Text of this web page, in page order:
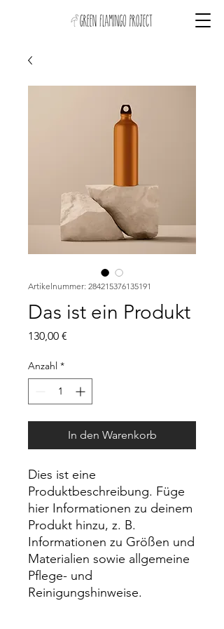
Artikelnummer: 284215376135191
Das ist ein Produkt
130,00 €
Anzahl *
In den Warenkorb
Dies ist eine
Produktbeschreibung. Füge
hier Informationen zu deinem
Produkt hinzu, z. B.
Informationen zu Größen und
Materialien sowie allgemeine
Pflege- und
Reinigungshinweise.